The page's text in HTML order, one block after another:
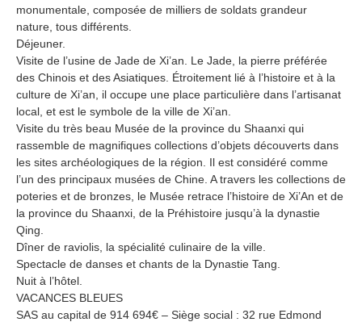
monumentale, composée de milliers de soldats grandeur
nature, tous différents.
Déjeuner.
Visite de l’usine de Jade de Xi’an. Le Jade, la pierre préférée
des Chinois et des Asiatiques. Étroitement lié à l’histoire et à la
culture de Xi’an, il occupe une place particulière dans l’artisanat
local, et est le symbole de la ville de Xi’an.
Visite du très beau Musée de la province du Shaanxi qui
rassemble de magnifiques collections d’objets découverts dans
les sites archéologiques de la région. Il est considéré comme
l’un des principaux musées de Chine. A travers les collections de
poteries et de bronzes, le Musée retrace l’histoire de Xi’An et de
la province du Shaanxi, de la Préhistoire jusqu’à la dynastie
Qing.
Dîner de raviolis, la spécialité culinaire de la ville.
Spectacle de danses et chants de la Dynastie Tang.
Nuit à l’hôtel.
VACANCES BLEUES
SAS au capital de 914 694€ – Siège social : 32 rue Edmond